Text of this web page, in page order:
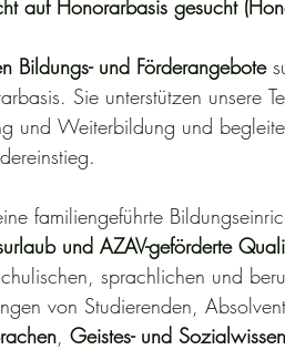
am Reineke Institut.
besetzen. Unser Team ist
kann, freuen wir uns jederzeit
vorbei, um sich über neue
Bildungsinstitut in Hamburg-
Nachhilfe, Sprachunterricht
Betreuung zu verbinden und
zu erreichen.
uns, Sie vielleicht zu einem
auf Honorarbasis gesucht
Bildungs- und Förderangebote
Sie unterstützen unsere
und Weiterbildung und
familiengeführte
und AZAV-geförderte
sprachlichen und
von Studierenden,
, Geistes- und